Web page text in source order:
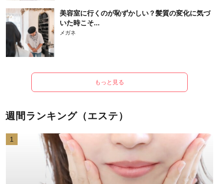
美容室に行くのが恥ずかしい？髪質の変化に気づ
いた時こそ...
メガネ
もっと見る
週間ランキング（エステ）
1